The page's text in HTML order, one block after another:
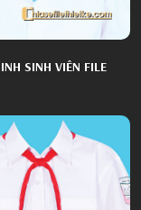
SINH VIÊN FILE